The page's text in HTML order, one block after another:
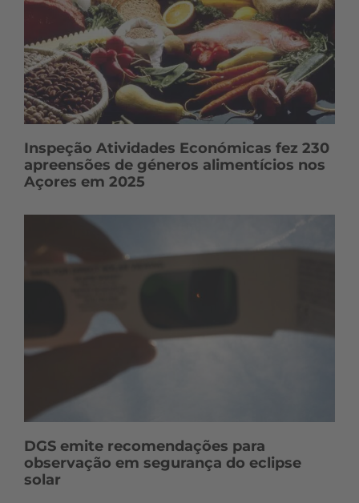
Inspeção Atividades Económicas fez 230
apreensões de géneros alimentícios nos
Açores em 2025
DGS emite recomendações para
observação em segurança do eclipse
solar